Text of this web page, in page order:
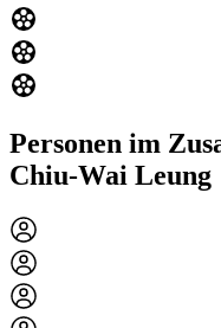
Personen im
Chiu-Wai Leung